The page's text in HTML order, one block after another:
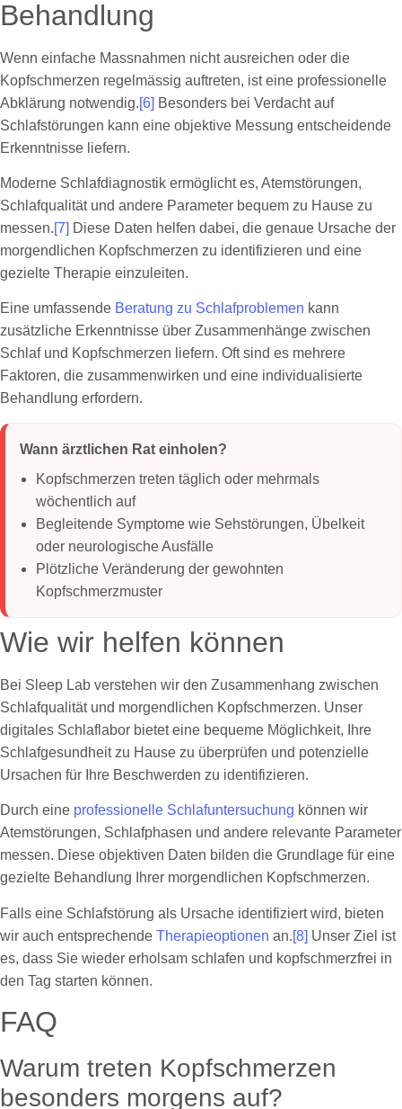
Behandlung
Wenn einfache Massnahmen nicht ausreichen oder die
Kopfschmerzen regelmässig auftreten, ist eine professionelle
Abklärung notwendig.[6] Besonders bei Verdacht auf
Schlafstörungen kann eine objektive Messung entscheidende
Erkenntnisse liefern.
Moderne Schlafdiagnostik ermöglicht es, Atemstörungen,
Schlafqualität und andere Parameter bequem zu Hause zu
messen.[7] Diese Daten helfen dabei, die genaue Ursache der
morgendlichen Kopfschmerzen zu identifizieren und eine
gezielte Therapie einzuleiten.
Eine umfassende Beratung zu Schlafproblemen kann
zusätzliche Erkenntnisse über Zusammenhänge zwischen
Schlaf und Kopfschmerzen liefern. Oft sind es mehrere
Faktoren, die zusammenwirken und eine individualisierte
Behandlung erfordern.
Wann ärztlichen Rat einholen?
Kopfschmerzen treten täglich oder mehrmals
wöchentlich auf
Begleitende Symptome wie Sehstörungen, Übelkeit
oder neurologische Ausfälle
Plötzliche Veränderung der gewohnten
Kopfschmerzmuster
Wie wir helfen können
Bei Sleep Lab verstehen wir den Zusammenhang zwischen
Schlafqualität und morgendlichen Kopfschmerzen. Unser
digitales Schlaflabor bietet eine bequeme Möglichkeit, Ihre
Schlafgesundheit zu Hause zu überprüfen und potenzielle
Ursachen für Ihre Beschwerden zu identifizieren.
Durch eine professionelle Schlafuntersuchung können wir
Atemstörungen, Schlafphasen und andere relevante Parameter
messen. Diese objektiven Daten bilden die Grundlage für eine
gezielte Behandlung Ihrer morgendlichen Kopfschmerzen.
Falls eine Schlafstörung als Ursache identifiziert wird, bieten
wir auch entsprechende Therapieoptionen an.[8] Unser Ziel ist
es, dass Sie wieder erholsam schlafen und kopfschmerzfrei in
den Tag starten können.
FAQ
Warum treten Kopfschmerzen
besonders morgens auf?